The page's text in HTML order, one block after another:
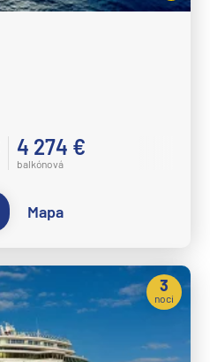
4 274 €
balkónová
Mapa
3
noci